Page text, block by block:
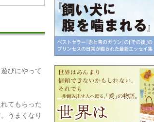
びにやって
てもらった
うまくなり